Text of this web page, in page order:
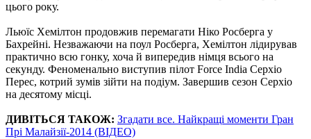
цього року.
Льюїс Хемілтон продовжив перемагати Ніко Росберга у
Бахрейні. Незважаючи на поул Росберга, Хемілтон лідирував
практично всю гонку, хоча й випередив німця всього на
секунду. Феноменально виступив пілот Force India Серхіо
Перес, котрий зумів зійти на подіум. Завершив сезон Серхіо
на десятому місці.
ДИВІТЬСЯ ТАКОЖ: Згадати все. Найкращі моменти Гран
Прі Малайзії-2014 (ВІДЕО)